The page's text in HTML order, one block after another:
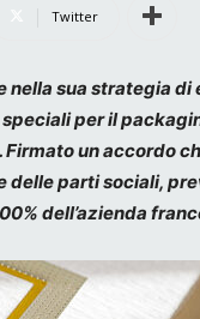
Twitter
nella sua strategia di
per il
Firmato un accordo
delle parti sociali,
dell’azienda